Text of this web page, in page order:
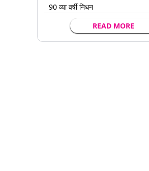
90 व्या वर्षी निधन
READ MORE